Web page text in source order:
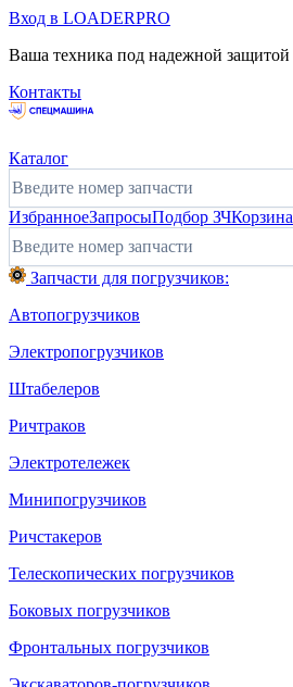
Вход в LOADERPRO
Ваша техника под надежной защитой
Контакты
Каталог
ИзбранноеЗапросыПодбор ЗЧКорзина
Запчасти для погрузчиков:
Автопогрузчиков
Электропогрузчиков
Штабелеров
Ричтраков
Электротележек
Минипогрузчиков
Ричстакеров
Телескопических погрузчиков
Боковых погрузчиков
Фронтальных погрузчиков